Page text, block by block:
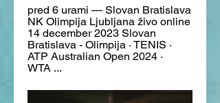
pred 6 urami — Slovan Bratislava
NK Olimpija Ljubljana živo online
14 december 2023 Slovan
Bratislava - Olimpija · TENIS ·
ATP Australian Open 2024 ·
WTA ...